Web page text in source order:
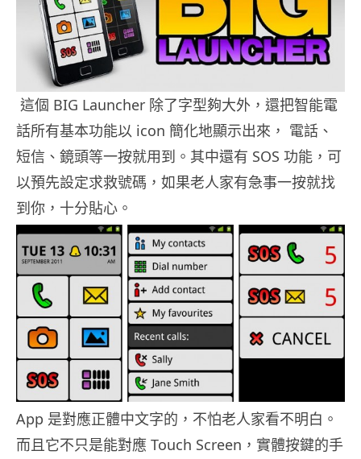
這個 BIG Launcher 除了字型夠大外，還把智能電
話所有基本功能以 icon 簡化地顯示出來， 電話、
短信、鏡頭等一按就用到。其中還有 SOS 功能，可
以預先設定求救號碼，如果老人家有急事一按就找
到你，十分貼心。
App 是對應正體中文字的，不怕老人家看不明白。
而且它不只是能對應 Touch Screen，實體按鍵的手